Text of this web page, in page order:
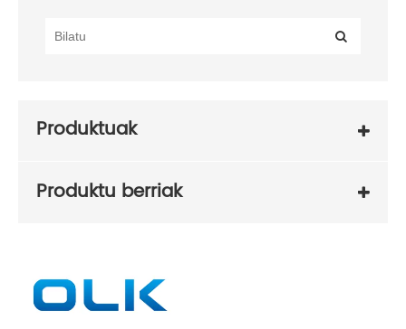
Produktuak
Produktu berriak